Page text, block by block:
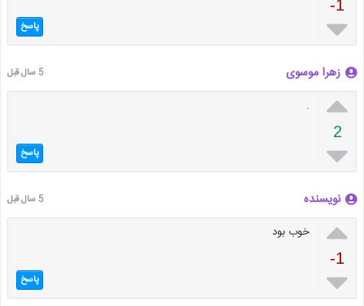
-1
 پاسخ
زهرا موسوی 5 سال قبل

2

.
پاسخ
نویسنده 5 سال قبل

-1

خوب بود
پاسخ